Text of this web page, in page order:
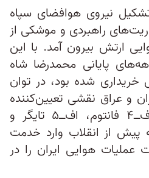
نیروی هوافضای سپاه
راهبردی و موشکی از
ارتش بیرون آمد. با این
پایانی محمدرضا شاه
خریداری شده بود، در توان
و عراق نقشی تعیین‌کننده
ایفا کرد. جنگنده‌های اف‌ــ۴ فانتوم، اف‌ــ۵ تایگر و
تامکت که پیش از انقلاب وارد خدمت
عملیات هوایی ایران را در